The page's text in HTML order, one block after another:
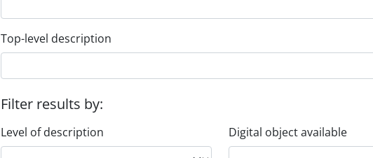
Top-level description
Filter results by:
Level of description Digital object available